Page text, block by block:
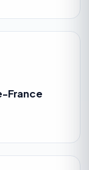
France